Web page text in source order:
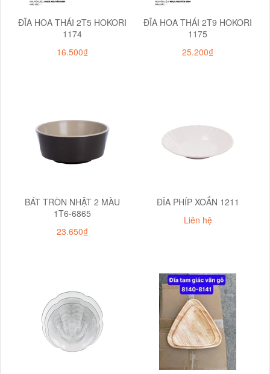
ĐĨA HOA THÁI 2T5 HOKORI
1174
16.500₫
ĐĨA HOA THÁI 2T9 HOKORI
1175
25.200₫
BÁT TRÒN NHẬT 2 MÀU
1T6-6865
23.650₫
ĐĨA PHÍP XOẮN 1211
Liên hệ